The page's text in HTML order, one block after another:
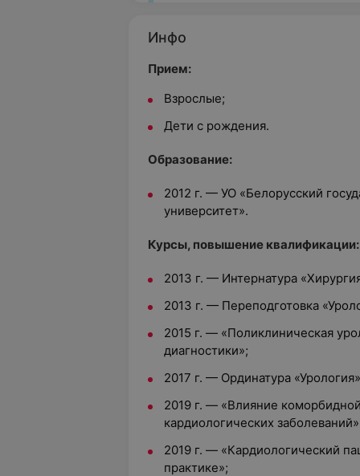
Инфо
Прием:
Взрослые;
Дети с рождения.
Образование:
2012 г. — УО «Белорусский
университет».
Курсы, повышение квалификации:
2013 г. — Интернатура
2013 г. — Переподготовка
2015 г. — «Поликлиническая
диагностики»;
2017 г. — Ординатура
2019 г. — «Влияние
кардиологических
2019 г. — «Кардиологический
практике»;